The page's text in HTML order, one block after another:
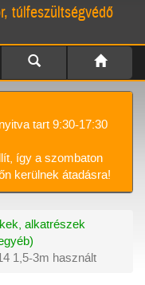
túlfeszültségvédő
tart 9:30-17:30
így a szombaton
kerülnek átadásra!
alkatrészek
1,5-3m használt